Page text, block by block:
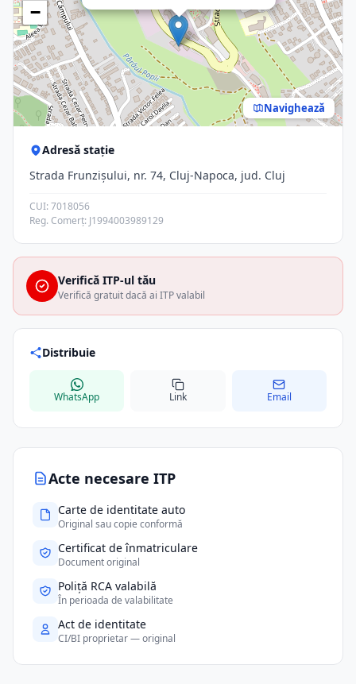
Acte necesare ITP
Carte de identitate auto
Original sau copie conformă
Certificat de înmatriculare
Document original
Poliță RCA valabilă
În perioada de valabilitate
Act de identitate
CI/BI proprietar — original
−
Navighează
Adresă stație
Strada Frunzișului, nr. 74, Cluj-Napoca, jud. Cluj
CUI: 7018056
Reg. Comerț: J1994003989129
Verifică ITP-ul tău
Verifică gratuit dacă ai ITP valabil
Distribuie
WhatsApp Link Email